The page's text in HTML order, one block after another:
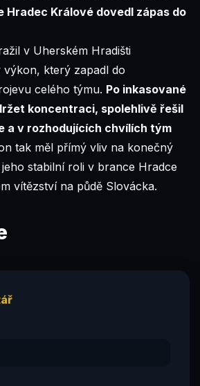
Hradec Králové dovedl zápas do
v Uherském Hradišti
který zapadl do
celého týmu. Po inkasované
koncentraci, spolehlivě řešil
a v rozhodujících chvílích tým
tak měl přímý vliv na konečný
stabilní roli v brance Hradce
vítězství na půdě Slovácka.